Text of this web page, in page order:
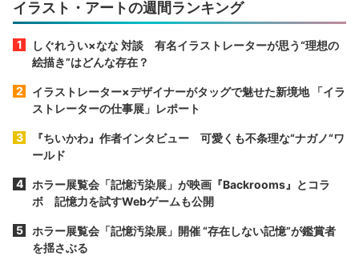
イラスト・アートの週間ランキング
しぐれうい×なな 対談 有名イラストレーターが思う“理想の
絵描き”はどんな存在？
イラストレーター×デザイナーがタッグで魅せた新境地 「イラ
ストレーターの仕事展」レポート
『ちいかわ』作者インタビュー 可愛くも不条理な“ナガノ“ワ
ールド
ホラー展覧会「記憶汚染展」が映画『Backrooms』とコラ
ボ 記憶力を試すWebゲームも公開
ホラー展覧会「記憶汚染展」開催 “存在しない記憶”が鑑賞者
を揺さぶる